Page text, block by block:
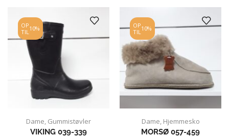
OP
TIL 10%
Dame Gummistøvler
VIKING 039-339
OP
TIL 10%
Dame Hjemmesko
MORSØ 057-459